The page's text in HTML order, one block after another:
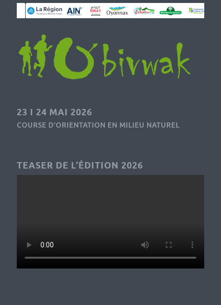
23 I 24 MAI 2026
COURSE D’ORIENTATION EN MILIEU NATUREL
TEASER DE L’ÉDITION 2026